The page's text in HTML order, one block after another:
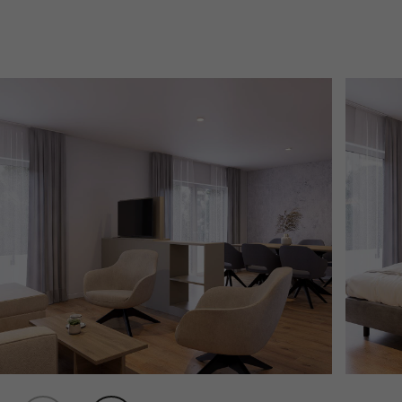
Informationen über die Verwendung Ihrer Daten finden Sie in unserer
Hier finden Sie eine Übersicht über alle verwendeten Cookies. Sie
Ihre Einwilligung zu ganzen Kategorien geben oder sich weitere
Informationen anzeigen lassen und so nur bestimmte Cookies
Alle akzeptieren
Nur essenzielle Cookies akzeptieren
Zurück
Datenschutzeinstellungen
Essenziell (1)
Essenzielle Cookies ermöglichen grundlegende Funktionen und sind für die
einwandfreie Funktion der Website erforderlich.
Cookie-Informationen anzeigen